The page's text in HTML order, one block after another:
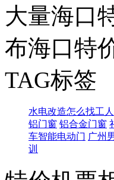
大量海口
布海口特
TAG标签
水电改造怎么找工人
铝门窗 铝合金门窗
车智能电动门 广州
训